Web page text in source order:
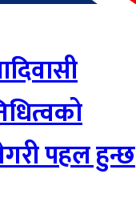
पहल हुन्छ